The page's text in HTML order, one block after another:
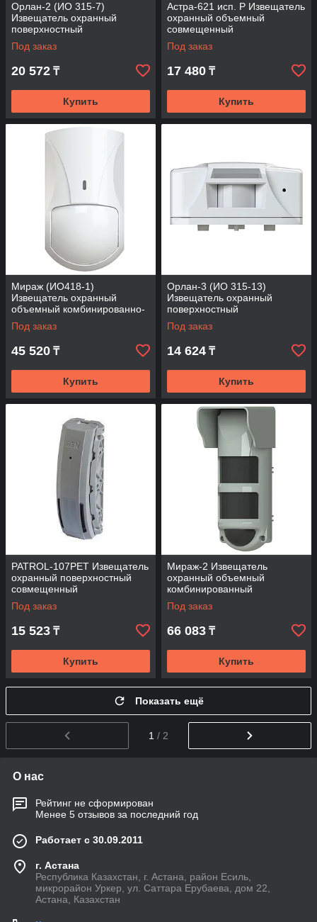
Орлан-2 (ИО 315-7)
Извещатель охранный
поверхностный
совмещенный
Под заказ
20 572 ₸
Купить
Астра-621 исп. Р Извещатель
охранный объемный
совмещенный
Под заказ
17 480 ₸
Купить
Мираж (ИО418-1)
Извещатель охранный
объемный комбинированно-
совмещенный
Под заказ
45 520 ₸
Купить
Орлан-3 (ИО 315-13)
Извещатель охранный
поверхностный
совмещенный
Под заказ
14 624 ₸
Купить
PATROL-107PET Извещатель
охранный поверхностный
совмещенный
Под заказ
15 523 ₸
Купить
Мираж-2 Извещатель
охранный объемный
комбинированный
Под заказ
66 083 ₸
Купить
Показать ещё
1 / 2
О нас
Рейтинг не сформирован
Менее 5 отзывов за последний год
Работает с 30.09.2011
г. Астана
Республика Казахстан, г. Астана, район Есиль,
микрорайон Уркер, ул. Саттара Ерубаева, дом 22,
Астана, Казахстан